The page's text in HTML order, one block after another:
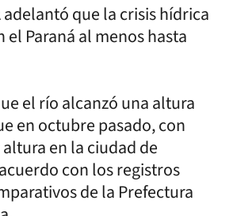
adelantó que la crisis hídrica
el Paraná al menos hasta
el río alcanzó una altura
en octubre pasado, con
en la ciudad de
con los registros
de la Prefectura